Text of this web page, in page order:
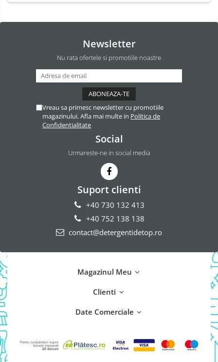
Newsletter
Nu rata ofertele si promotiile noastre
Vreau sa primesc newsletter cu promotiile
magazinului. Afla mai multe in Politica de
Confidentialitate
Social
Urmareste-ne in social media
Suport clienti
+40 730 132 413
+40 752 138 138
contact@detergentidetop.ro
Magazinul Meu
Clienti
Date Comerciale